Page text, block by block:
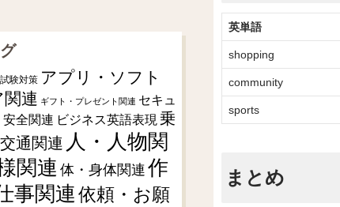
英単語
shopping
community
sports
まとめ
験対策 アプリ・ソフト
連 ギフト・プレゼント関連 セキュ
安全関連 ビジネス英語表現 乗
通関連 人・人物関
関連 体・身体関連 作
事関連依頼・お願